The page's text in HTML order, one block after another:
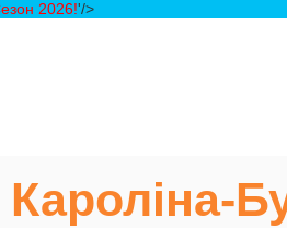
2026!'/>
Кароліна-